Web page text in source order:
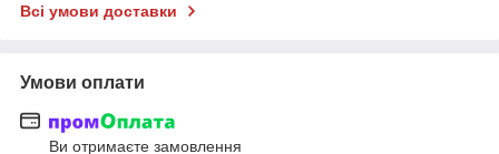
Всі умови доставки
Умови оплати
Ви отримаєте замовлення